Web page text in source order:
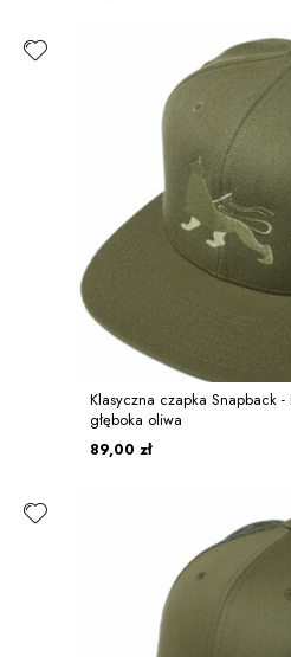
Klasyczna czapka Snapback -
głęboka oliwa
89,00 zł